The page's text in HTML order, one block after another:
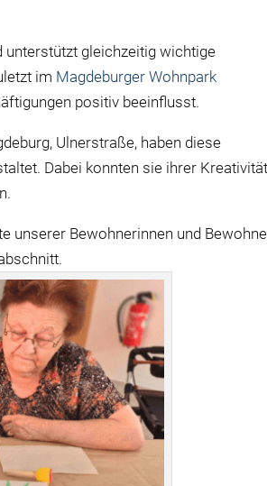
gleichzeitig wichtige
im Magdeburger Wohnpark
positiv beeinflusst.
Ulnerstraße, haben diese
Dabei konnten sie ihrer Kreativität
unserer Bewohnerinnen und